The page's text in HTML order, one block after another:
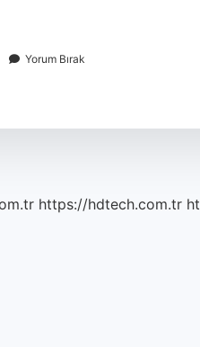
Yorum Bırak
https://hdtech.com.tr